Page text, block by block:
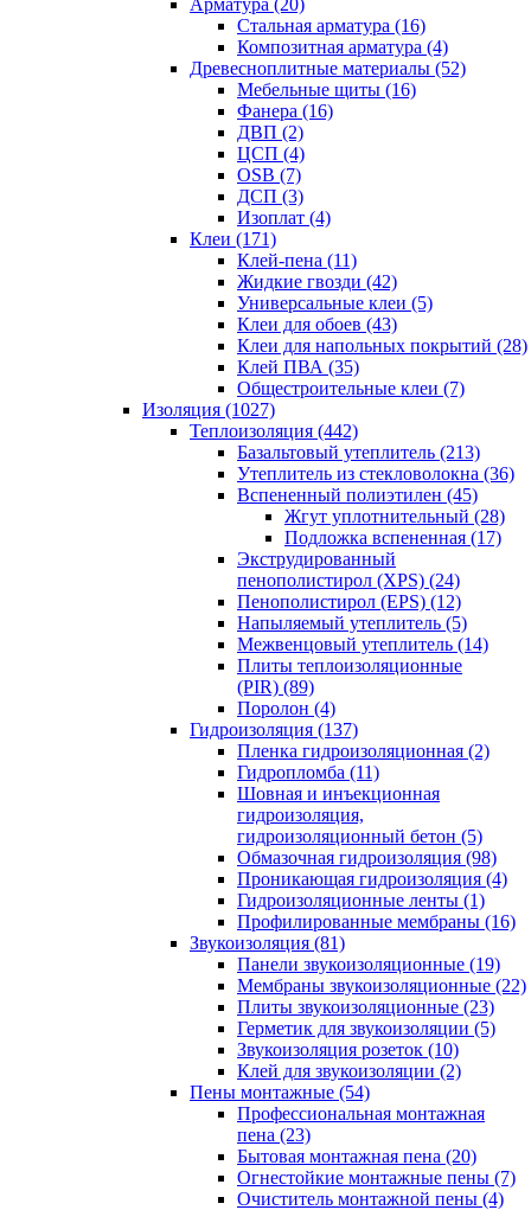
Арматура (20)
Стальная арматура (16)
Композитная арматура (4)
Древесноплитные материалы (52)
Мебельные щиты (16)
Фанера (16)
ДВП (2)
ЦСП (4)
OSB (7)
ДСП (3)
Изоплат (4)
Клеи (171)
Клей-пена (11)
Жидкие гвозди (42)
Универсальные клеи (5)
Клеи для обоев (43)
Клеи для напольных покрытий (28)
Клей ПВА (35)
Общестроительные клеи (7)
Изоляция (1027)
Теплоизоляция (442)
Базальтовый утеплитель (213)
Утеплитель из стекловолокна (36)
Вспененный полиэтилен (45)
Жгут уплотнительный (28)
Подложка вспененная (17)
Экструдированный
пенополистирол (XPS) (24)
Пенополистирол (EPS) (12)
Напыляемый утеплитель (5)
Межвенцовый утеплитель (14)
Плиты теплоизоляционные
(PIR) (89)
Поролон (4)
Гидроизоляция (137)
Пленка гидроизоляционная (2)
Гидропломба (11)
Шовная и инъекционная
гидроизоляция,
гидроизоляционный бетон (5)
Обмазочная гидроизоляция (98)
Проникающая гидроизоляция (4)
Гидроизоляционные ленты (1)
Профилированные мембраны (16)
Звукоизоляция (81)
Панели звукоизоляционные (19)
Мембраны звукоизоляционные (22)
Плиты звукоизоляционные (23)
Герметик для звукоизоляции (5)
Звукоизоляция розеток (10)
Клей для звукоизоляции (2)
Пены монтажные (54)
Профессиональная монтажная
пена (23)
Бытовая монтажная пена (20)
Огнестойкие монтажные пены (7)
Очиститель монтажной пены (4)